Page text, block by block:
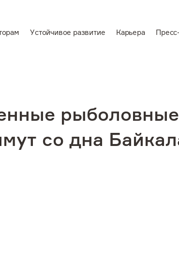
Устойчивое развитие Карьера
En
интегрированный
производитель
алюминия и
электроэнергии
рыболовные
со дна